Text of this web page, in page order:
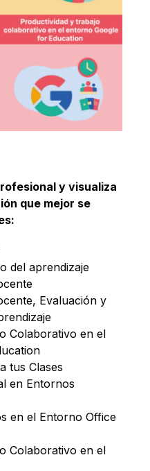
y visualiza
que mejor se
del aprendizaje
Evaluación y
Colaborativo en el
tus Clases
en Entornos
en el Entorno Office
Colaborativo en el